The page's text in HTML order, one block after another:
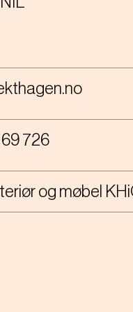
726
og møbel